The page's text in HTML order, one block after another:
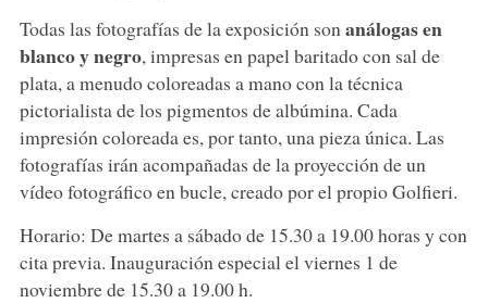
Todas las fotografías de la exposición sonanálogas en
blanco y negro, impresas en papel baritado con sal de
plata, a menudo coloreadas a mano con la técnica
pictorialista de los pigmentos de albúmina. Cada
impresión coloreada es, por tanto, una pieza única. Las
fotografías irán acompañadas de la proyección de un
vídeo fotográfico en bucle, creado por el propio Golfieri.
Horario: De martes a sábado de 15.30 a 19.00 horas y con
cita previa. Inauguración especial el viernes 1 de
noviembre de 15.30 a 19.00 h.